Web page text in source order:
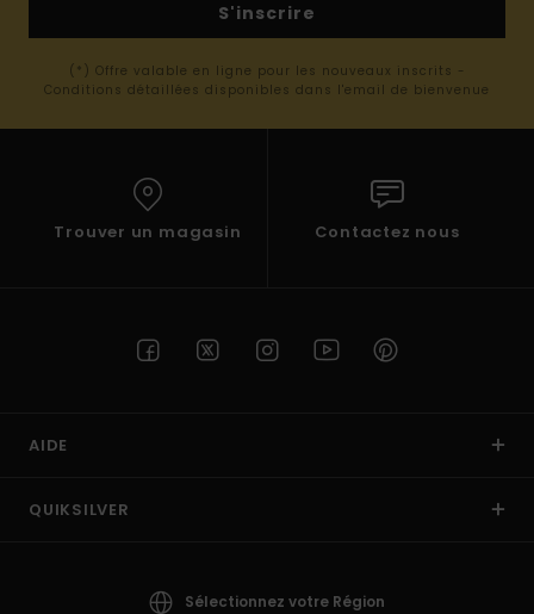
S'inscrire
(*) Offre valable en ligne pour les nouveaux inscrits -
Conditions détaillées disponibles dans l'email de bienvenue
Trouver un magasin Contactez nous
AIDE
QUIKSILVER
Sélectionnez votre Région